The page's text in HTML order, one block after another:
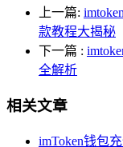
上一篇:
款教程大揭秘
下一篇 :
全解析
相关文章
imToken钱包